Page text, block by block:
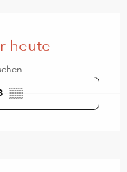
heute
▒▒